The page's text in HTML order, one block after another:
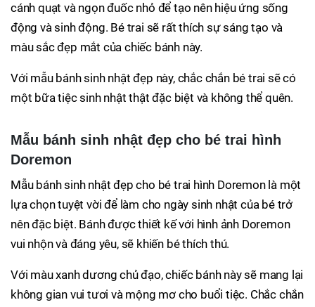
cánh quạt và ngọn đuốc nhỏ để tạo nên hiệu ứng sống
động và sinh động. Bé trai sẽ rất thích sự sáng tạo và
màu sắc đẹp mắt của chiếc bánh này.
Với mẫu bánh sinh nhật đẹp này, chắc chắn bé trai sẽ có
một bữa tiệc sinh nhật thật đặc biệt và không thể quên.
Mẫu bánh sinh nhật đẹp cho bé trai hình
Doremon
Mẫu bánh sinh nhật đẹp cho bé trai hình Doremon là một
lựa chọn tuyệt vời để làm cho ngày sinh nhật của bé trở
nên đặc biệt. Bánh được thiết kế với hình ảnh Doremon
vui nhộn và đáng yêu, sẽ khiến bé thích thú.
Với màu xanh dương chủ đạo, chiếc bánh này sẽ mang lại
không gian vui tươi và mộng mơ cho buổi tiệc. Chắc chắn